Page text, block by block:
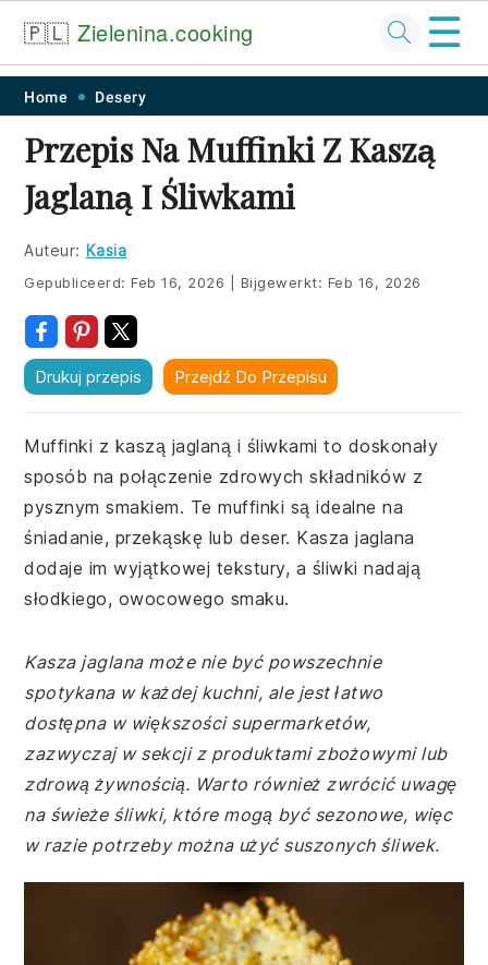
Skip
primary
navigation
Skip
main
content
Skip
primary
sidebar
Skip
footer
🇵🇱 Zielenina.cooking ☰
Home Desery
Przepis Na Muffinki Z Kaszą
Jaglaną I Śliwkami
Auteur: Kasia
Gepubliceerd:Feb 16, 2026 Bijgewerkt: Feb 16, 2026
Drukuj przepis Przejdź Do Przepisu
Muffinki z kaszą jaglaną i śliwkami to doskonały
sposób na połączenie zdrowych składników z
pysznym smakiem. Te muffinki są idealne na
śniadanie, przekąskę lub deser. Kasza jaglana
dodaje im wyjątkowej tekstury, a śliwki nadają
słodkiego, owocowego smaku.
Kasza jaglana może nie być powszechnie
spotykana w każdej kuchni, ale jest łatwo
dostępna w większości supermarketów,
zazwyczaj w sekcji z produktami zbożowymi lub
zdrową żywnością. Warto również zwrócić uwagę
na świeże śliwki, które mogą być sezonowe, więc
w razie potrzeby można użyć suszonych śliwek.